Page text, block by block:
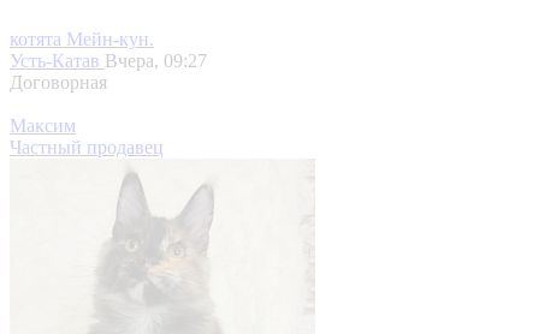
котята Мeйн-кун.
Усть-Катав Вчера, 09:27
Договорная
Максим
Частный продавец